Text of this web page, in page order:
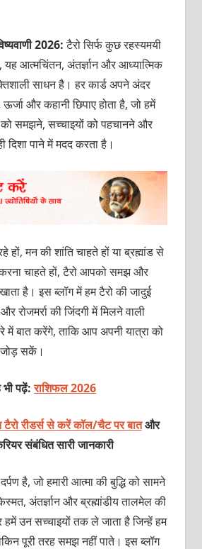
2026:टैरो सिर्फ कुछ रहस्यमयी
यह आत्मचिंतन, अंतर्ज्ञान और आध्यात्मिक
साधन है। हर कार्ड अपने अंदर
और कहानी छिपाए होता है, जो हमें
को समझने, सच्चाइयों को पहचानने और
दिशा पाने में मदद करता है।
मन की शांति चाहते हों या ब्रह्मांड से
चाहते हों, टैरो आपको समझ और
है। इस ब्लॉग में हम टैरो की जादुई
रोजमर्रा की जिंदगी में मिलने वाली
में बात करेंगे, ताकि आप अपनी यात्रा को
जोड़ सकें।
भी पढ़ें:राशिफल 2026
टैरो रीडर्स से करें कॉल/चैट पर बातऔर
संबंधित सारी जानकारी
है, जो हमारी आत्मा की बुद्धि को सामने
अंतर्ज्ञान और ब्रह्मांडीय तालमेल की
उन सच्चाइयों तक ले जाता है जिन्हें हम
पूरी तरह समझ नहीं पाते। इस ब्लॉग